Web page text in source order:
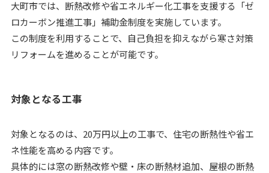
大町市では、断熱改修や省エネルギー化工事を支援する「ゼ
ロカーボン推進工事」補助金制度を実施しています。
この制度を利用することで、自己負担を抑えながら寒さ対策
リフォームを進めることが可能です。
対象となる工事
対象となるのは、20万円以上の工事で、住宅の断熱性や省エ
ネ性能を高める内容です。
具体的には窓の断熱改修や壁・床の断熱材追加、屋根の断熱